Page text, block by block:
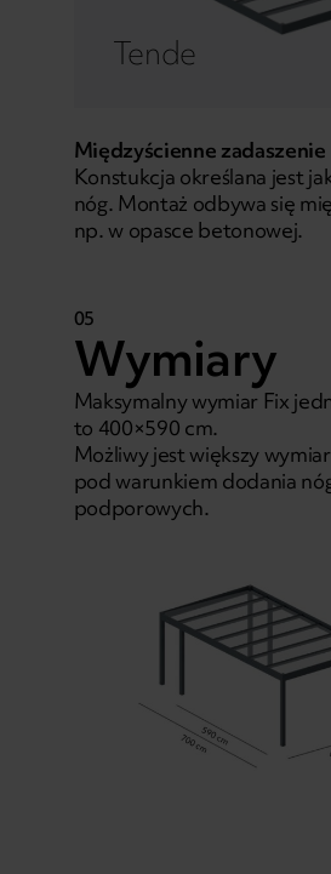
Tende
Międzyścienne zadaszenie
Konstukcja określana jest
nóg. Montaż odbywa się
np. w opasce betonowej.
05
Wymiary
Maksymalny wymiar Fix
to 400×590 cm.
Możliwy jest większy
pod warunkiem dodania
podporowych.